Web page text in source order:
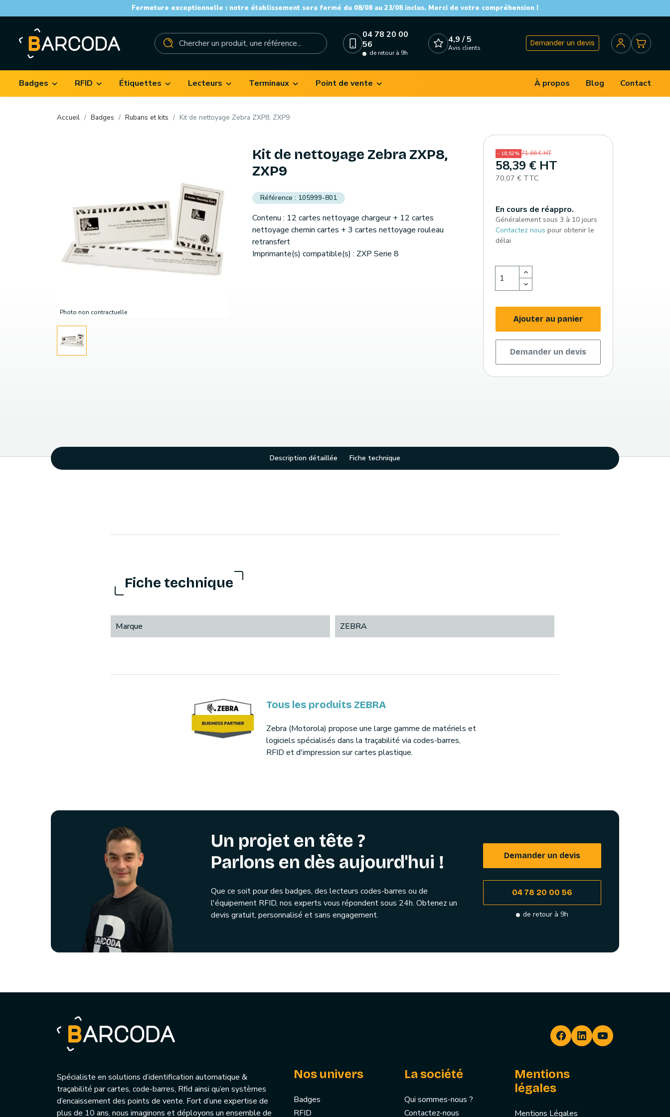
Fermeture exceptionnelle : notre établissement sera fermé du 08/08 au 23/08 inclus. Merci de votre compréhension !
04 78 20 00
56
de retour à 9h
4,9 / 5
Avis clients
Demander un devis
Badges RFID Étiquettes Lecteurs Terminaux Point de vente À propos Blog Contact
Accueil Badges Rubans et kits Kit de nettoyage Zebra ZXP8, ZXP9
Photo non contractuelle
Kit de nettoyage Zebra ZXP8,
ZXP9
105999-801
Contenu : 12 cartes nettoyage chargeur + 12 cartes
nettoyage chemin cartes + 3 cartes nettoyage rouleau
retransfert
Imprimante(s) compatible(s) : ZXP Serie 8
- 18,52% 71,66 € HT
58,39 € HT
70,07 € TTC
En cours de réappro.
Généralement sous 3 à 10 jours
Contactez nous pour obtenir le
délai
Ajouter au panier
Demander un devis
Description détaillée Fiche technique
Fiche technique
Marque ZEBRA
Tous les produits ZEBRA
Zebra (Motorola) propose une large gamme de matériels et
logiciels spécialisés dans la traçabilité via codes-barres,
RFID et d'impression sur cartes plastique.
Un projet en tête ?
Parlons en dès aujourd'hui !
Que ce soit pour des badges, des lecteurs codes-barres ou de
l'équipement RFID, nos experts vous répondent sous 24h. Obtenez un
devis gratuit, personnalisé et sans engagement.
Demander un devis
04 78 20 00 56
de retour à 9h
Spécialiste en solutions d’identification automatique &
traçabilité par cartes, code-barres, Rfid ainsi qu’en systèmes
d’encaissement des points de vente. Fort d’une expertise de
plus de 10 ans, nous imaginons et déployons un ensemble de
Nos univers
Badges
RFID
La société
Qui sommes-nous ?
Contactez-nous
Mentions
légales
Mentions Légales